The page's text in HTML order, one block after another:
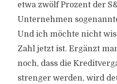
etwa zwölf Prozent der
Unternehmen
Und ich möchte nicht
Zahl jetzt ist. Ergänzt
noch, dass die
strenger werden, wird